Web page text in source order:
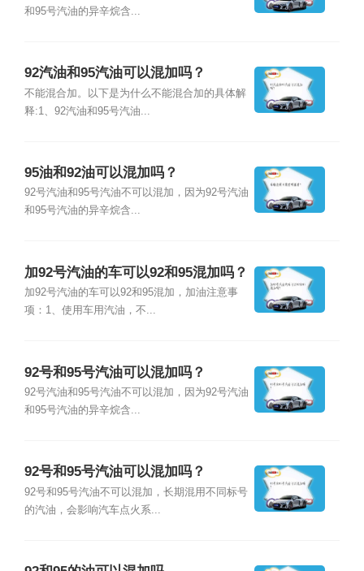
和95号汽油的异辛烷含...
92汽油和95汽油可以混加吗？
不能混合加。以下是为什么不能混合加的具体解
释:1、92汽油和95号汽油...
95油和92油可以混加吗？
92号汽油和95号汽油不可以混加，因为92号汽油
和95号汽油的异辛烷含...
加92号汽油的车可以92和95混加吗？
加92号汽油的车可以92和95混加，加油注意事
项：1、使用车用汽油，不...
92号和95号汽油可以混加吗？
92号汽油和95号汽油不可以混加，因为92号汽油
和95号汽油的异辛烷含...
92号和95号汽油可以混加吗？
92号和95号汽油不可以混加，长期混用不同标号
的汽油，会影响汽车点火系...